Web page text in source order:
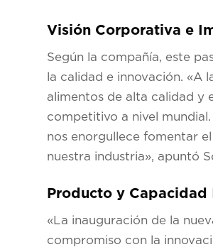
Visión Corporativa e
Según la compañía, este
la calidad e innovación. «A
alimentos de alta calidad y
competitivo a nivel
nos enorgullece fomentar
nuestra industria», apuntó
Producto y Capacidad
«La inauguración de la
compromiso con la